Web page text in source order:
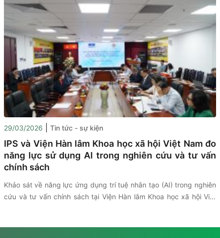
trong cả nước.
29/03/2026 Tin tức - sự kiện
IPS và Viện Hàn lâm Khoa học xã hội Việt Nam đo
năng lực sử dụng AI trong nghiên cứu và tư vấn
chính sách
Khảo sát về năng lực ứng dụng trí tuệ nhân tạo (AI) trong nghiên
cứu và tư vấn chính sách tại Viện Hàn lâm Khoa học xã hội Việt